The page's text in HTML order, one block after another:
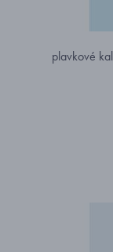
plavkové